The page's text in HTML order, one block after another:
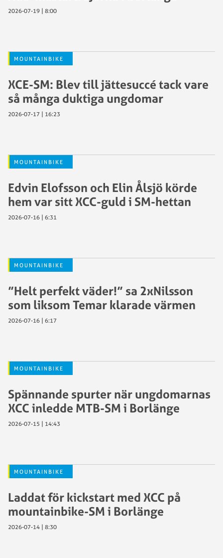
2026-07-19 | 8:00
MOUNTAINBIKE
XCE-SM: Blev till jättesuccé tack vare
så många duktiga ungdomar
2026-07-17 | 16:23
MOUNTAINBIKE
Edvin Elofsson och Elin Ålsjö körde
hem var sitt XCC-guld i SM-hettan
2026-07-16 | 6:31
MOUNTAINBIKE
”Helt perfekt väder!” sa 2xNilsson
som liksom Temar klarade värmen
2026-07-16 | 6:17
MOUNTAINBIKE
Spännande spurter när ungdomarnas
XCC inledde MTB-SM i Borlänge
2026-07-15 | 14:43
MOUNTAINBIKE
Laddat för kickstart med XCC på
mountainbike-SM i Borlänge
2026-07-14 | 8:30